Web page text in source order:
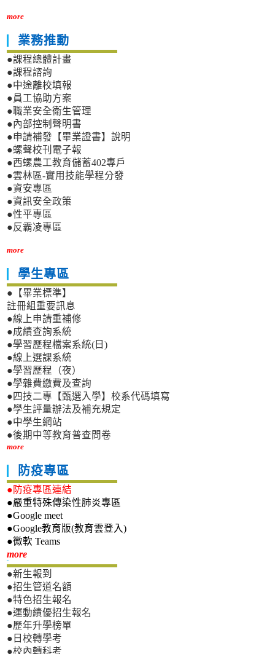
more
業務推動
●課程總體計畫
●課程諮詢
●中途離校填報
●員工協助方案
●職業安全衛生管理
●內部控制聲明書
●申請補發【畢業證書】說明
●螺聲校刊電子報
●西螺農工教育儲蓄402專戶
●雲林區-實用技能學程分發
●資安專區
●資訊安全政策
●性平專區
●反霸凌專區
more
學生專區
●【畢業標準】
註冊組重要訊息
●線上申請重補修
●成績查詢系統
●學習歷程檔案系統(日)
●線上選課系統
●學習歷程（夜）
●學雜費繳費及查詢
●四技二專【甄選入學】校系代碼填寫
●學生評量辦法及補充規定
●中學生網站
●後期中等教育普查問卷
more
防疫專區
●防疫專區連結
●嚴重特殊傳染性肺炎專區
●Google meet
●Google教育版(教育雲登入)
●微軟 Teams
more新生專區
●新生報到
●招生管道名額
●特色招生報名
●運動績優招生報名
●歷年升學榜單
●日校轉學考
●校內轉科考